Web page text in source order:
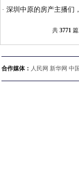
· 深圳中原的房产主播们
共 3771
合作媒体： 人民网 新华网 中